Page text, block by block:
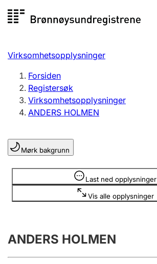
til
Registersøk
Aksjeselskap
Enkeltpersonforetak
Registrere, endre, slette
Lag og forening
Registrere, endre, slette
Årsregnskap
Innsending og forsinkelsesgebyr
Virksomhetsopplysninger
Forsiden
Registersøk
Virksomhetsopplysninger
ANDERS HOLMEN
Mørk bakgrunn
Last ned opplysninger
Vis alle opplysninger
Opplysninger er skjult
ANDERS HOLMEN